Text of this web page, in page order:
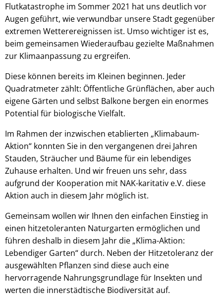
Flutkatastrophe im Sommer 2021 hat uns deutlich vor
Augen geführt, wie verwundbar unsere Stadt gegenüber
extremen Wetterereignissen ist. Umso wichtiger ist es,
beim gemeinsamen Wiederaufbau gezielte Maßnahmen
zur Klimaanpassung zu ergreifen.
Diese können bereits im Kleinen beginnen. Jeder
Quadratmeter zählt: Öffentliche Grünflächen, aber auch
eigene Gärten und selbst Balkone bergen ein enormes
Potential für biologische Vielfalt.
Im Rahmen der inzwischen etablierten „Klimabaum-
Aktion“ konnten Sie in den vergangenen drei Jahren
Stauden, Sträucher und Bäume für ein lebendiges
Zuhause erhalten. Und wir freuen uns sehr, dass
aufgrund der Kooperation mit NAK-karitativ e.V. diese
Aktion auch in diesem Jahr möglich ist.
Gemeinsam wollen wir Ihnen den einfachen Einstieg in
einen hitzetoleranten Naturgarten ermöglichen und
führen deshalb in diesem Jahr die „Klima-Aktion:
Lebendiger Garten“ durch. Neben der Hitzetoleranz der
ausgewählten Pflanzen sind diese auch eine
hervorragende Nahrungsgrundlage für Insekten und
werten die innerstädtische Biodiversität auf.